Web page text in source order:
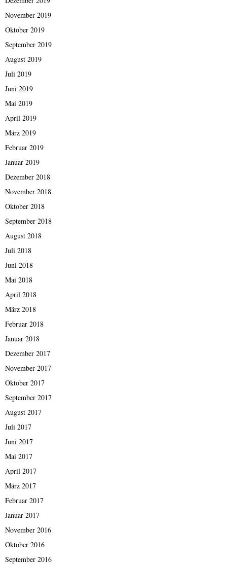
November 2019
Oktober 2019
September 2019
August 2019
Juli 2019
Juni 2019
Mai 2019
April 2019
März 2019
Februar 2019
Januar 2019
Dezember 2018
November 2018
Oktober 2018
September 2018
August 2018
Juli 2018
Juni 2018
Mai 2018
April 2018
März 2018
Februar 2018
Januar 2018
Dezember 2017
November 2017
Oktober 2017
September 2017
August 2017
Juli 2017
Juni 2017
Mai 2017
April 2017
März 2017
Februar 2017
Januar 2017
November 2016
Oktober 2016
September 2016